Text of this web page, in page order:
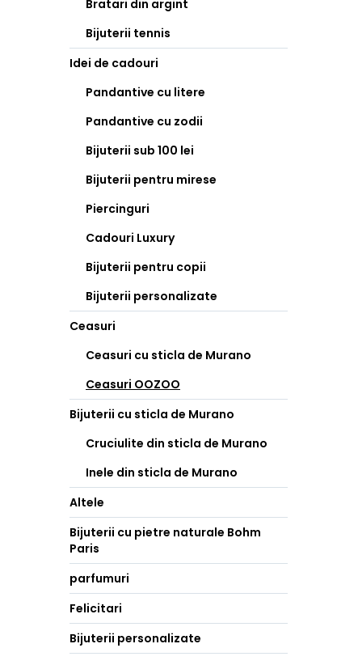
Bratari din argint
Bijuterii tennis
Idei de cadouri
Pandantive cu litere
Pandantive cu zodii
Bijuterii sub 100 lei
Bijuterii pentru mirese
Piercinguri
Cadouri Luxury
Bijuterii pentru copii
Bijuterii personalizate
Ceasuri
Ceasuri cu sticla de Murano
Ceasuri OOZOO
Bijuterii cu sticla de Murano
Cruciulite din sticla de Murano
Inele din sticla de Murano
Altele
Bijuterii cu pietre naturale Bohm
Paris
parfumuri
Felicitari
Bijuterii personalizate